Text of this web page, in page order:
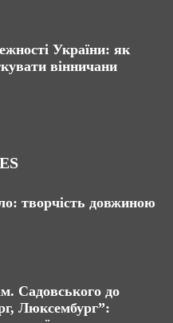
України: як
вінничани
творчість довжиною
Садовського до
Люксембург”: